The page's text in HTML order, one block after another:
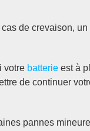
de crevaison,
votre batterie est à
de continuer
pannes